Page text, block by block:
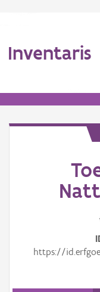
Inventaris
Aanduidingsobject
Gebeurtenis
Persoon of collectief
https://